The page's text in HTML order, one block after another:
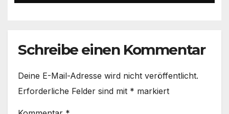
Schreibe einen Kommentar
Deine E-Mail-Adresse wird nicht veröffentlicht.
Erforderliche Felder sind mit * markiert